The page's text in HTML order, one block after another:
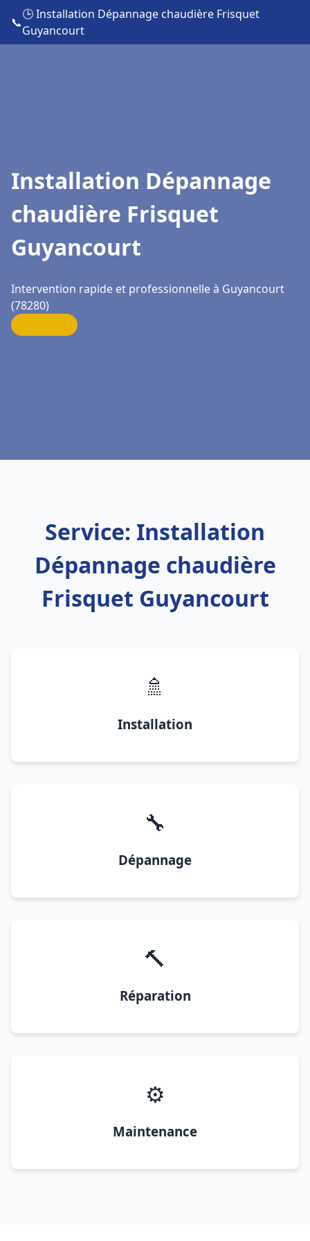
📞
🕒 Installation Dépannage chaudière Frisquet
Guyancourt
Installation Dépannage
chaudière Frisquet
Guyancourt
Intervention rapide et professionnelle à Guyancourt
(78280)
Service: Installation
Dépannage chaudière
Frisquet Guyancourt
🚿
Installation
🔧
Dépannage
🔨
Réparation
⚙️
Maintenance